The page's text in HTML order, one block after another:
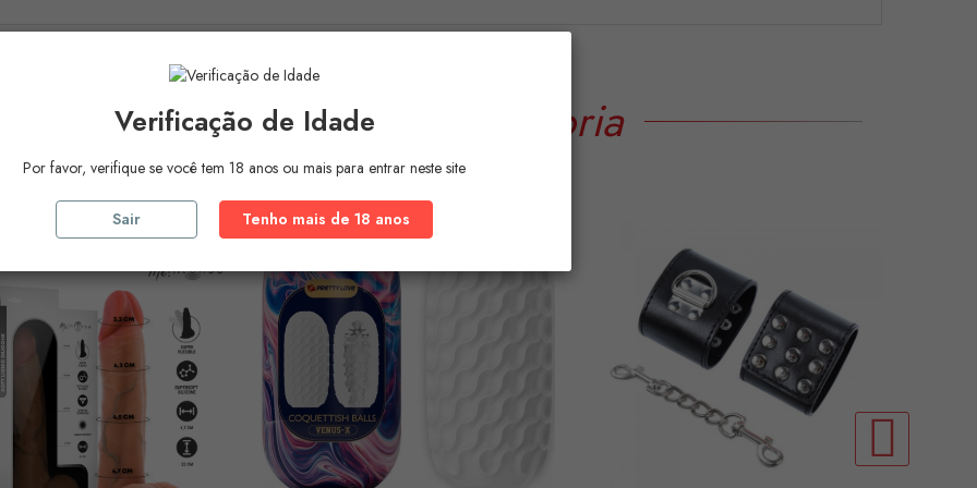
Produtos NaMesma Categoria
Verificação de Idade
Por favor, verifique se você tem 18 anos ou mais para entrar neste site
Sair Tenho mais de 18 anos